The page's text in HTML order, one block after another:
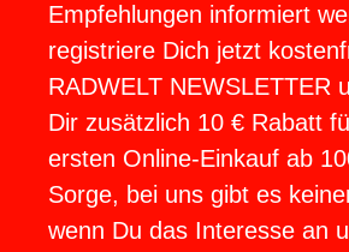
Empfehlungen informiert
registriere Dich jetzt
RADWELT NEWSLETTER
Dir zusätzlich 10 € Rabatt
ersten Online-Einkauf ab
Sorge, bei uns gibt es
wenn Du das Interesse an